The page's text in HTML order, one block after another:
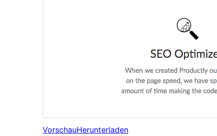
VorschauHerunterladen